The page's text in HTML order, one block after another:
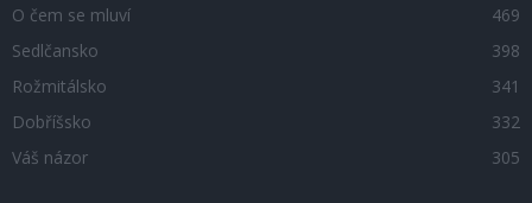
O čem se mluví
469
Sedlčansko
398
Rožmitálsko
341
Dobříšsko
332
Váš názor
305